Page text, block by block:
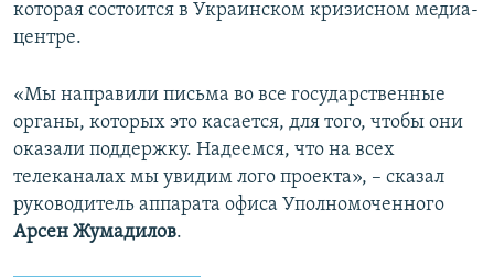
которая состоится в Украинском кризисном медиа-
центре.
«Мы направили письма во все государственные
органы, которых это касается, для того, чтобы они
оказали поддержку. Надеемся, что на всех
телеканалах мы увидим лого проекта», – сказал
руководитель аппарата офиса Уполномоченного
Арсен Жумадилов.